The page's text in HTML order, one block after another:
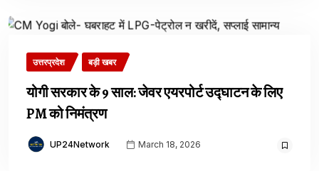
उत्तरप्रदेश बड़ी खबर
योगी सरकार के 9 साल: जेवर एयरपोर्ट उद्घाटन के लिए
PM को निमंत्रण
UP24Network March 18, 2026